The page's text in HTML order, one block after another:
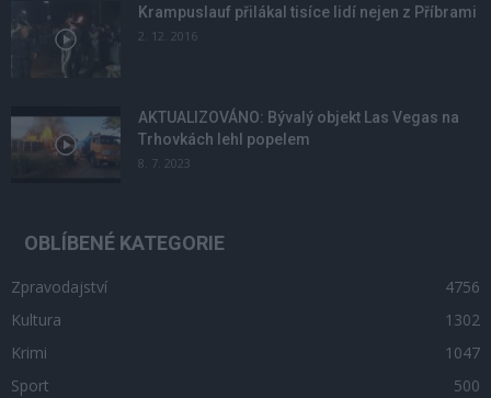
Krampuslauf přilákal tisíce lidí nejen z Příbrami
2. 12. 2016
AKTUALIZOVÁNO: Bývalý objekt Las Vegas na
Trhovkách lehl popelem
8. 7. 2023
OBLÍBENÉ KATEGORIE
Zpravodajství
4756
Kultura
1302
Krimi
1047
Sport
500